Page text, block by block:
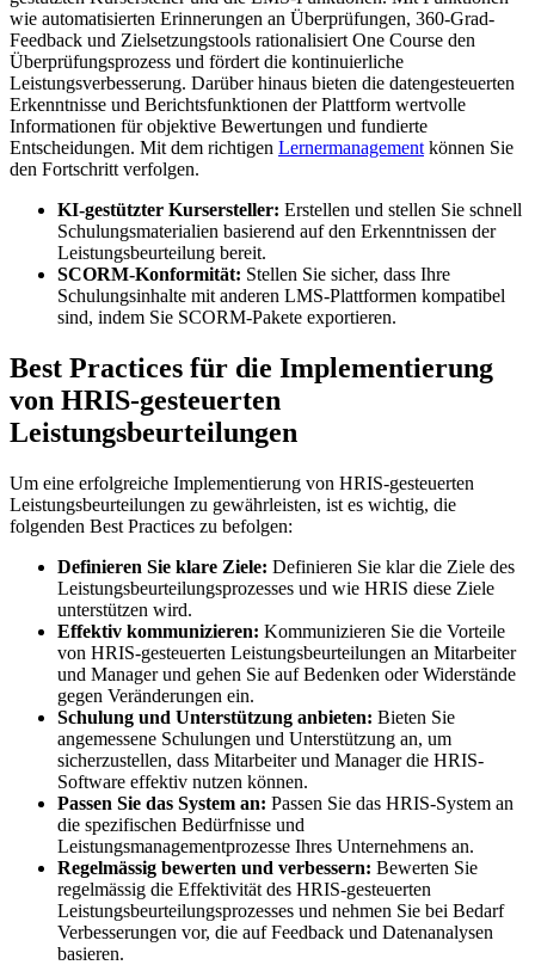
wie automatisierten Erinnerungen an Überprüfungen, 360-Grad-
Feedback und Zielsetzungstools rationalisiert One Course den
Überprüfungsprozess und fördert die kontinuierliche
Leistungsverbesserung. Darüber hinaus bieten die datengesteuerten
Erkenntnisse und Berichtsfunktionen der Plattform wertvolle
Informationen für objektive Bewertungen und fundierte
Entscheidungen. Mit dem richtigen Lernermanagement können Sie
den Fortschritt verfolgen.
KI-gestützter Kursersteller: Erstellen und stellen Sie schnell
Schulungsmaterialien basierend auf den Erkenntnissen der
Leistungsbeurteilung bereit.
SCORM-Konformität: Stellen Sie sicher, dass Ihre
Schulungsinhalte mit anderen LMS-Plattformen kompatibel
sind, indem Sie SCORM-Pakete exportieren.
Best Practices für die Implementierung
von HRIS-gesteuerten
Leistungsbeurteilungen
Um eine erfolgreiche Implementierung von HRIS-gesteuerten
Leistungsbeurteilungen zu gewährleisten, ist es wichtig, die
folgenden Best Practices zu befolgen:
Definieren Sie klare Ziele: Definieren Sie klar die Ziele des
Leistungsbeurteilungsprozesses und wie HRIS diese Ziele
unterstützen wird.
Effektiv kommunizieren: Kommunizieren Sie die Vorteile
von HRIS-gesteuerten Leistungsbeurteilungen an Mitarbeiter
und Manager und gehen Sie auf Bedenken oder Widerstände
gegen Veränderungen ein.
Schulung und Unterstützung anbieten: Bieten Sie
angemessene Schulungen und Unterstützung an, um
sicherzustellen, dass Mitarbeiter und Manager die HRIS-
Software effektiv nutzen können.
Passen Sie das System an: Passen Sie das HRIS-System an
die spezifischen Bedürfnisse und
Leistungsmanagementprozesse Ihres Unternehmens an.
Regelmässig bewerten und verbessern: Bewerten Sie
regelmässig die Effektivität des HRIS-gesteuerten
Leistungsbeurteilungsprozesses und nehmen Sie bei Bedarf
Verbesserungen vor, die auf Feedback und Datenanalysen
basieren.